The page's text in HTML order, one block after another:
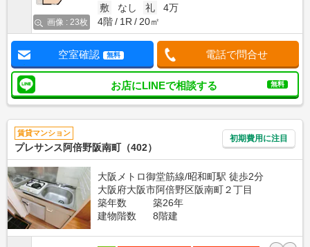
画像 : 23枚
敷
なし 礼
4万
4階
1R 20㎡
空室確認 無料 電話で問合せ
お店にLINEで相談する 無料
賃貸マンション
プレサンス阿倍野阪南町（402）
初期費用に注目
大阪メトロ御堂筋線/昭和町駅 徒歩2分
大阪府大阪市阿倍野区阪南町２丁目
築年数
築26年
建物階数
8階建